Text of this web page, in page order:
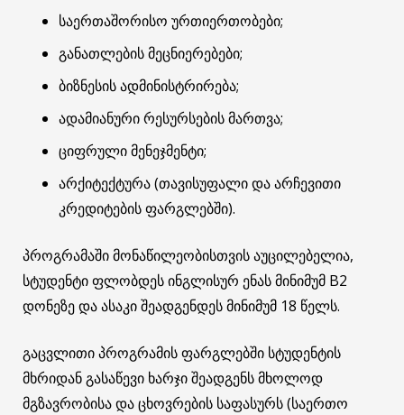
საერთაშორისო ურთიერთობები;
განათლების მეცნიერებები;
ბიზნესის ადმინისტრირება;
ადამიანური რესურსების მართვა;
ციფრული მენეჯმენტი;
არქიტექტურა (თავისუფალი და არჩევითი
კრედიტების ფარგლებში).
პროგრამაში მონაწილეობისთვის აუცილებელია,
სტუდენტი ფლობდეს ინგლისურ ენას მინიმუმ B2
დონეზე და ასაკი შეადგენდეს მინიმუმ 18 წელს.
გაცვლითი პროგრამის ფარგლებში სტუდენტის
მხრიდან გასაწევი ხარჯი შეადგენს მხოლოდ
მგზავრობისა და ცხოვრების საფასურს (საერთო